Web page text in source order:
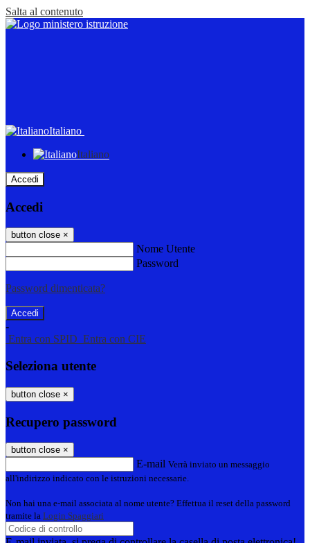
Salta al contenuto
Italiano
Italiano
Accedi
Accedi
button close ×
Nome Utente
Password
Password dimenticata?
-
Entra con SPID Entra con CIE
Seleziona utente
button close ×
Recupero password
button close ×
E-mail Verrà inviato un messaggio
all'indirizzo indicato con le istruzioni necessarie.
Non hai una e-mail associata al nome utente? Effettua il reset della password
tramite la Login Spaggiari